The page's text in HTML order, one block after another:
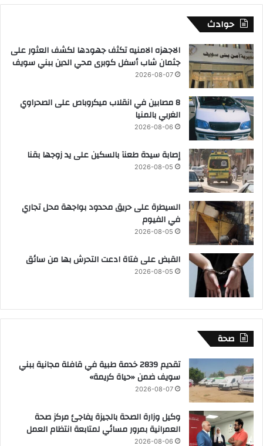
حوادث
الاجهزه الامنيه تكثف جهودها لكشف العثور على
جثمان شاب أسفل كوبرى محي الدين ببني سويف
2026-08-07
8 مصابين في انقلاب ميكروباص على الصحراوي
الغربي بالمنيا
2026-08-06
إصابة سيدة طعنآ بالسكين على يد زوجها بقنا
2026-08-05
السيطرة على حريق محدود بواجهة محل تجاري
في الفيوم
2026-08-05
القبض على فتاة ادعت التحرش بها من سائق
2026-08-05
صحة
تقديم 2839 خدمة طبية في قافلة مجانية ببني
سويف ضمن «حياة كريمة»
2026-08-07
وكيل وزارة الصحة بالجيزة يفاجئ مركز صحة
العمرانية بمرور مسائي لمتابعة انتظام العمل
2026-08-06